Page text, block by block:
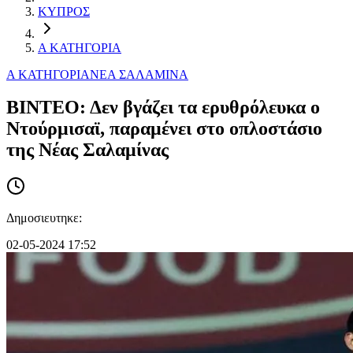
ΚΥΠΡΟΣ
Α ΚΑΤΗΓΟΡΙΑ
Α ΚΑΤΗΓΟΡΙΑΝΕΑ ΣΑΛΑΜΙΝΑ
ΒΙΝΤΕΟ: Δεν βγάζει τα ερυθρόλευκα ο
Ντούρμισαϊ, παραμένει στο οπλοστάσιο
της Νέας Σαλαμίνας
Δημοσιευτηκε:
02-05-2024 17:52